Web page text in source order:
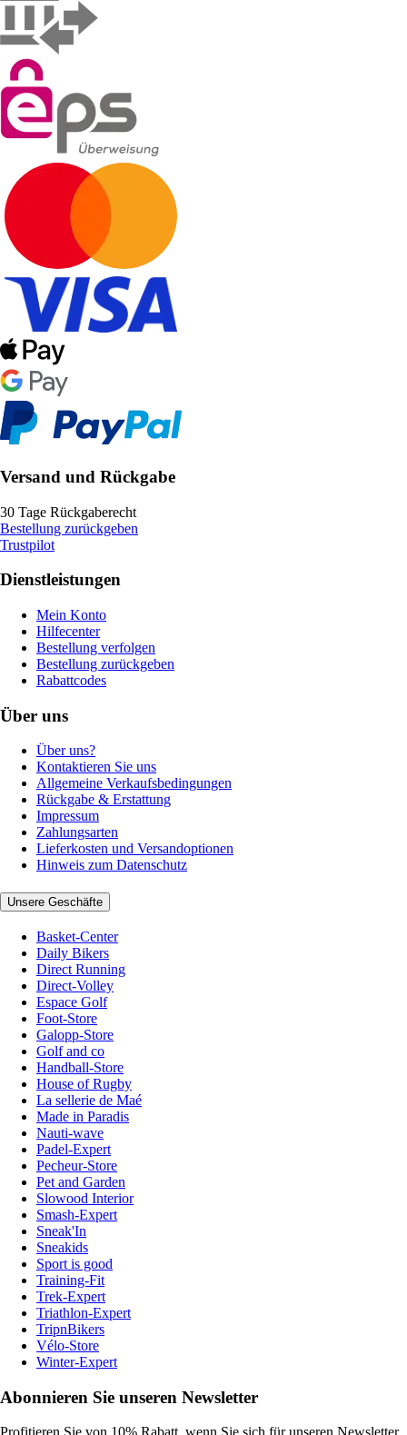
Versand und Rückgabe
30 Tage Rückgaberecht
Bestellung zurückgeben
Trustpilot
Dienstleistungen
Mein Konto
Hilfecenter
Bestellung verfolgen
Bestellung zurückgeben
Rabattcodes
Über uns
Über uns?
Kontaktieren Sie uns
Allgemeine Verkaufsbedingungen
Rückgabe & Erstattung
Impressum
Zahlungsarten
Lieferkosten und Versandoptionen
Hinweis zum Datenschutz
Unsere Geschäfte
Basket-Center
Daily Bikers
Direct Running
Direct-Volley
Espace Golf
Foot-Store
Galopp-Store
Golf and co
Handball-Store
House of Rugby
La sellerie de Maé
Made in Paradis
Nauti-wave
Padel-Expert
Pecheur-Store
Pet and Garden
Slowood Interior
Smash-Expert
Sneak'In
Sneakids
Sport is good
Training-Fit
Trek-Expert
Triathlon-Expert
TripnBikers
Vélo-Store
Winter-Expert
Abonnieren Sie unseren Newsletter